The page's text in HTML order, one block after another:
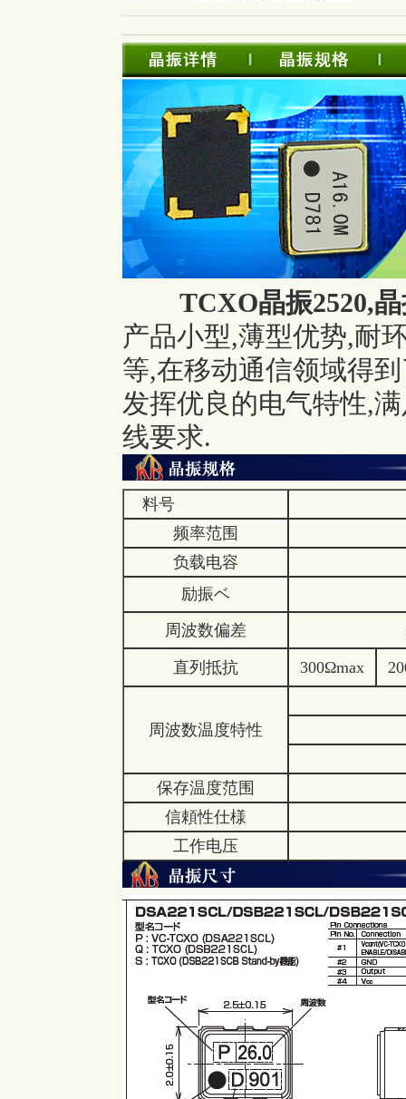
TCXO晶振2520,
产品小型,薄型优势,耐
等,在移动通信领域得
发挥优良的电气特性,
线要求.
料号
频率范围
负载电容
励振ベ
周波数偏差
直列抵抗 300Ωmax
周波数温度特性
保存温度范围
信頼性仕様
工作电压